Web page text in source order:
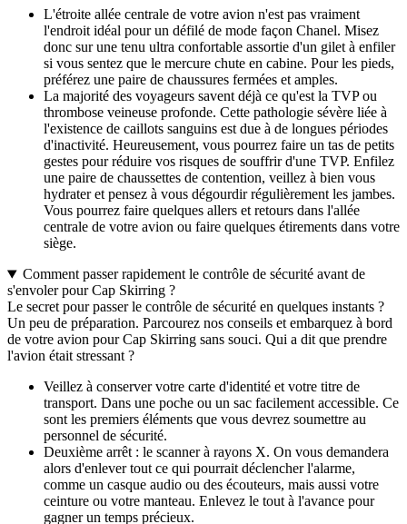
L'étroite allée centrale de votre avion n'est pas vraiment
l'endroit idéal pour un défilé de mode façon Chanel. Misez
donc sur une tenu ultra confortable assortie d'un gilet à enfiler
si vous sentez que le mercure chute en cabine. Pour les pieds,
préférez une paire de chaussures fermées et amples.
La majorité des voyageurs savent déjà ce qu'est la TVP ou
thrombose veineuse profonde. Cette pathologie sévère liée à
l'existence de caillots sanguins est due à de longues périodes
d'inactivité. Heureusement, vous pourrez faire un tas de petits
gestes pour réduire vos risques de souffrir d'une TVP. Enfilez
une paire de chaussettes de contention, veillez à bien vous
hydrater et pensez à vous dégourdir régulièrement les jambes.
Vous pourrez faire quelques allers et retours dans l'allée
centrale de votre avion ou faire quelques étirements dans votre
siège.
Comment passer rapidement le contrôle de sécurité avant de
s'envoler pour Cap Skirring ?
Le secret pour passer le contrôle de sécurité en quelques instants ?
Un peu de préparation. Parcourez nos conseils et embarquez à bord
de votre avion pour Cap Skirring sans souci. Qui a dit que prendre
l'avion était stressant ?
Veillez à conserver votre carte d'identité et votre titre de
transport. Dans une poche ou un sac facilement accessible. Ce
sont les premiers éléments que vous devrez soumettre au
personnel de sécurité.
Deuxième arrêt : le scanner à rayons X. On vous demandera
alors d'enlever tout ce qui pourrait déclencher l'alarme,
comme un casque audio ou des écouteurs, mais aussi votre
ceinture ou votre manteau. Enlevez le tout à l'avance pour
gagner un temps précieux.